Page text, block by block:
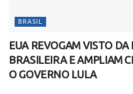
BRASIL
EUA REVOGAM VISTO
BRASILEIRA E AMPLIAM
O GOVERNO LULA